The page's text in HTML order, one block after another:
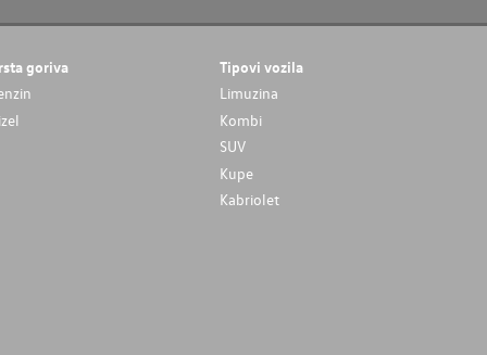
goriva Tipovi vozila
Limuzina
Kombi
SUV
Kupe
Kabriolet